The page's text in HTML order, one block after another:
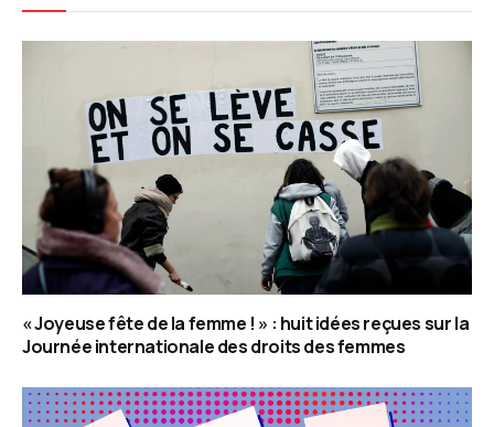
« Joyeuse fête de la femme ! » : huit idées reçues sur la
Journée internationale des droits des femmes